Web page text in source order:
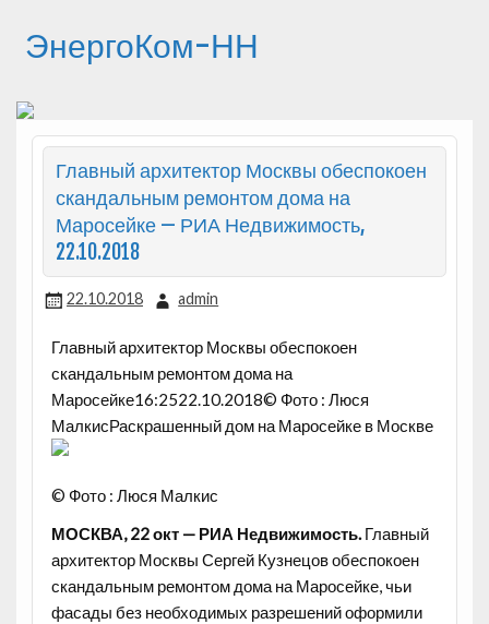
ЭнергоКом-НН
Главный архитектор Москвы обеспокоен
скандальным ремонтом дома на
Маросейке — РИА Недвижимость,
22.10.2018
22.10.2018 admin
Главный архитектор Москвы обеспокоен
скандальным ремонтом дома на
Маросейке16:2522.10.2018© Фото : Люся
МалкисРаскрашенный дом на Маросейке в Москве
© Фото : Люся Малкис
МОСКВА, 22 окт — РИА Недвижимость.Главный
архитектор Москвы Сергей Кузнецов обеспокоен
скандальным ремонтом дома на Маросейке, чьи
фасады без необходимых разрешений оформили